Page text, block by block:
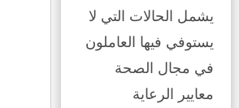
يشمل الحالات التي لا
يستوفي فيها العاملون
في مجال الصحة
معايير الرعاية